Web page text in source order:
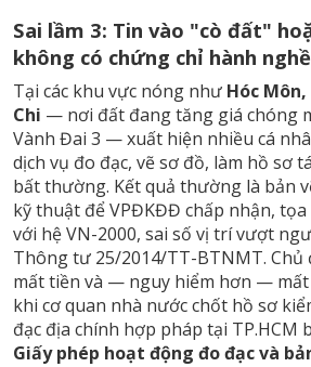
Sai lầm 3: Tin vào "cò đất"
không có chứng chỉ hành nghề
Tại các khu vực nóng như Hóc
Chi — nơi đất đang tăng giá chóng
Vành Đai 3 — xuất hiện nhiều cá
dịch vụ đo đạc, vẽ sơ đồ, làm hồ sơ
bất thường. Kết quả thường là bản
kỹ thuật để VPĐKĐĐ chấp nhận,
với hệ VN-2000, sai số vị trí vượt
Thông tư 25/2014/TT-BTNMT. Chủ
mất tiền và — nguy hiểm hơn —
khi cơ quan nhà nước chốt hồ sơ
đạc địa chính hợp pháp tại TP.HCM
Giấy phép hoạt động đo đạc và